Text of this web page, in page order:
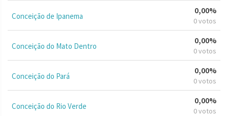
Conceição de Ipanema
0,00%
0 votos
Conceição do Mato Dentro
0,00%
0 votos
Conceição do Pará
0,00%
0 votos
Conceição do Rio Verde
0,00%
0 votos